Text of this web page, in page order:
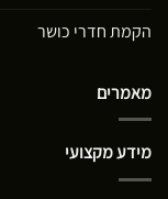
הקמת חדרי כושר
מאמרים
מידע מקצועי